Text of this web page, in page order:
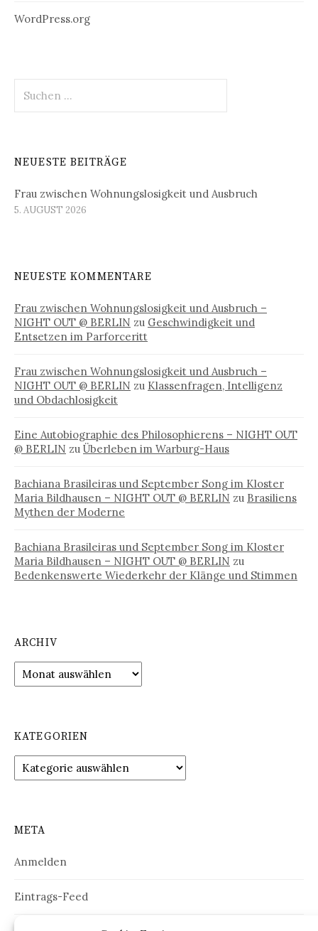
WordPress.org
nach:
NEUESTE BEITRÄGE
Frau zwischen Wohnungslosigkeit und Ausbruch
5. AUGUST 2026
NEUESTE KOMMENTARE
Frau zwischen Wohnungslosigkeit und Ausbruch –
NIGHT OUT @ BERLIN zu Geschwindigkeit und
Entsetzen im Parforceritt
Frau zwischen Wohnungslosigkeit und Ausbruch –
NIGHT OUT @ BERLIN zu Klassenfragen, Intelligenz
und Obdachlosigkeit
Eine Autobiographie des Philosophierens – NIGHT OUT
@ BERLIN zu Überleben im Warburg-Haus
Bachiana Brasileiras und September Song im Kloster
Maria Bildhausen – NIGHT OUT @ BERLIN zu Brasiliens
Mythen der Moderne
Bachiana Brasileiras und September Song im Kloster
Maria Bildhausen – NIGHT OUT @ BERLIN zu
Bedenkenswerte Wiederkehr der Klänge und Stimmen
ARCHIV
Archiv
KATEGORIEN
Kategorien
META
Anmelden
Eintrags-Feed